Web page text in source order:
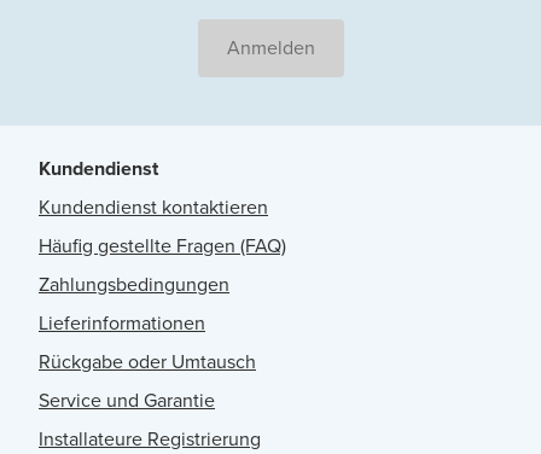
Anmelden
Kundendienst
Kundendienst kontaktieren
Häufig gestellte Fragen (FAQ)
Zahlungsbedingungen
Lieferinformationen
Rückgabe oder Umtausch
Service und Garantie
Installateure Registrierung